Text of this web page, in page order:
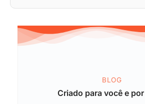
BLOG
Criado para você e